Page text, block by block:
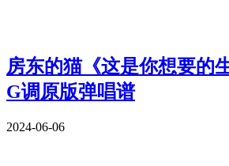
房东的猫《这是你想要的
G调原版弹唱谱
2024-06-06